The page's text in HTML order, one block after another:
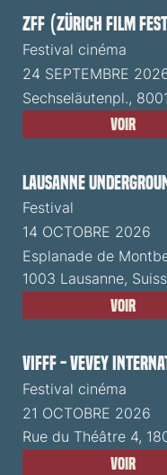
ZFF (Zürich Film
Festival cinéma
24 SEPTEMBRE
Sechseläutenpl.,
Voir
Lausanne
Festival
14 OCTOBRE 2026
Esplanade de
1003 Lausanne,
Voir
VIFFF - Vevey
Festival cinéma
21 OCTOBRE 2026
Rue du Théâtre 4,
Voir